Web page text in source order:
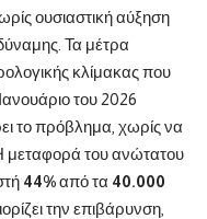
ουσιαστική αύξηση
Τα μέτρα
κλίμακας που
του 2026
το πρόβλημα, χωρίς να
μεταφορά του ανώτατου
44%από τα 40.000
την επιβάρυνση,